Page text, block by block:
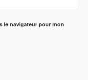
le navigateur pour mon